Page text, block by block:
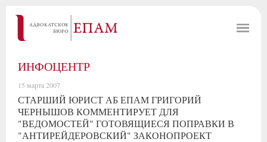
ИНФОЦЕНТР
15 марта 2007
СТАРШИЙ ЮРИСТ АБ ЕПАМ ГРИГОРИЙ
ЧЕРНЫШОВ КОММЕНТИРУЕТ ДЛЯ
"ВЕДОМОСТЕЙ" ГОТОВЯЩИЕСЯ ПОПРАВКИ В
"АНТИРЕЙДЕРОВСКИЙ" ЗАКОНОПРОЕКТ